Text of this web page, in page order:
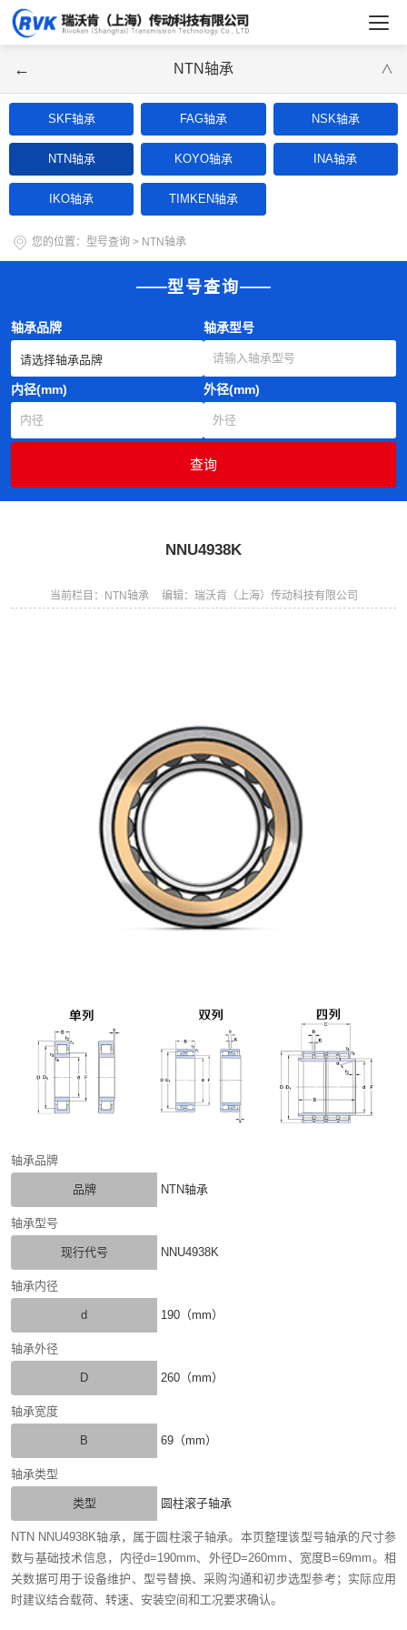
← NTN轴承 ∨
SKF轴承 FAG轴承 NSK轴承
NTN轴承 KOYO轴承 INA轴承
IKO轴承 TIMKEN轴承
您的位置： 型号查询 > NTN轴承
型号查询
轴承品牌 轴承型号
内径(mm) 外径(mm)
NNU4938K
当前栏目：NTN轴承 编辑：瑞沃肯（上海）传动科技有限公司
轴承品牌
品牌 NTN轴承
轴承型号
现行代号 NNU4938K
轴承内径
d 190（mm）
轴承外径
D 260（mm）
轴承宽度
B 69（mm）
轴承类型
类型 圆柱滚子轴承
NTN NNU4938K轴承，属于圆柱滚子轴承。本页整理该型号轴承的尺寸参
数与基础技术信息，内径d=190mm、外径D=260mm、宽度B=69mm。相
关数据可用于设备维护、型号替换、采购沟通和初步选型参考；实际应用
时建议结合载荷、转速、安装空间和工况要求确认。